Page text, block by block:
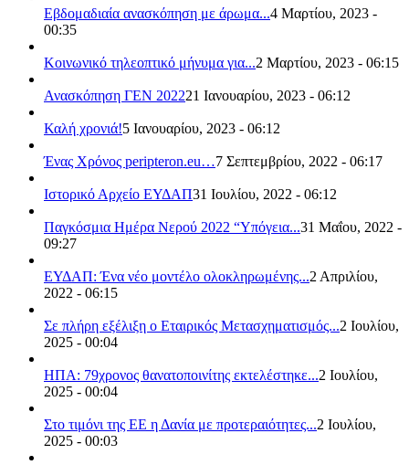
Εβδομαδιαία ανασκόπηση με άρωμα...4 Μαρτίου, 2023 -
00:35
Κοινωνικό τηλεοπτικό μήνυμα για...2 Μαρτίου, 2023 - 06:15
Ανασκόπηση ΓΕΝ 202221 Ιανουαρίου, 2023 - 06:12
Καλή χρονιά!5 Ιανουαρίου, 2023 - 06:12
Ένας Χρόνος peripteron.eu…7 Σεπτεμβρίου, 2022 - 06:17
Ιστορικό Αρχείο ΕΥΔΑΠ31 Ιουλίου, 2022 - 06:12
Παγκόσμια Ημέρα Νερού 2022 “Υπόγεια...31 Μαΐου, 2022 -
09:27
ΕΥΔΑΠ: Ένα νέο μοντέλο ολοκληρωμένης...2 Απριλίου,
2022 - 06:15
Σε πλήρη εξέλιξη ο Εταιρικός Μετασχηματισμός...2 Ιουλίου,
2025 - 00:04
ΗΠΑ: 79χρονος θανατοποινίτης εκτελέστηκε...2 Ιουλίου,
2025 - 00:04
Στο τιμόνι της ΕΕ η Δανία με προτεραιότητες...2 Ιουλίου,
2025 - 00:03